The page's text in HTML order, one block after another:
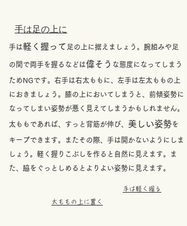
​手は足の上に
手は軽く握って 足の上に据えましょう。腕組みや足
の間で両手を握るなどは偉そう な態度になってしまう
ためNGです。右手は右太ももに、左手は左太ももの上
におきましょう。膝の上においてしまうと、前傾姿勢に
なってしまい姿勢が悪く見えてしまうかもしれません。
太ももであれば、すっと背筋が伸び、 美しい姿勢を
キープできます。また その際、手は開かないようにしま
しょう。軽く握りこぶしを作ると自然に見えます。ま
た、脇をぐっとしめるとよりよい姿勢に見えます。
​手は軽く握る
​太ももの上に置く